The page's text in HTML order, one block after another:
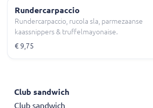
Rundercarpaccio
Rundercarpaccio, rucola sla, parmezaanse
kaassnippers & truffelmayonaise.
€ 9,75
Club sandwich
Club sandwich